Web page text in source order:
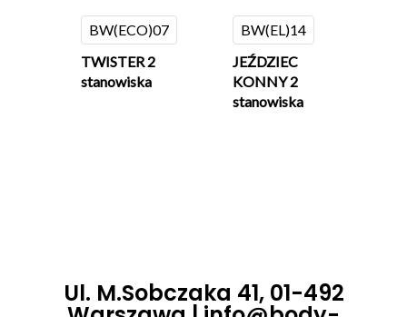
BW(ECO)07
TWISTER 2
stanowiska
BW(EL)14
JEŹDZIEC
KONNY 2
stanowiska
Ul. M.Sobczaka 41, 01-492